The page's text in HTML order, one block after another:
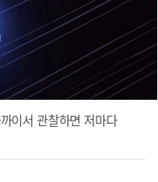
이서 관찰하면 저마다